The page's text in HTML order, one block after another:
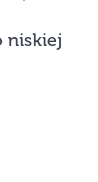
niskiej